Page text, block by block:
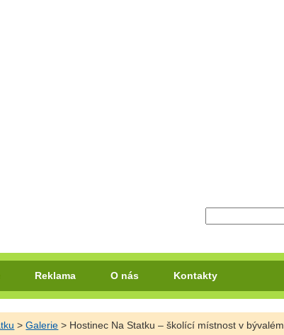
Reklama O nás Kontakty
>Galerie > Hostinec Na Statku – školící místnost v